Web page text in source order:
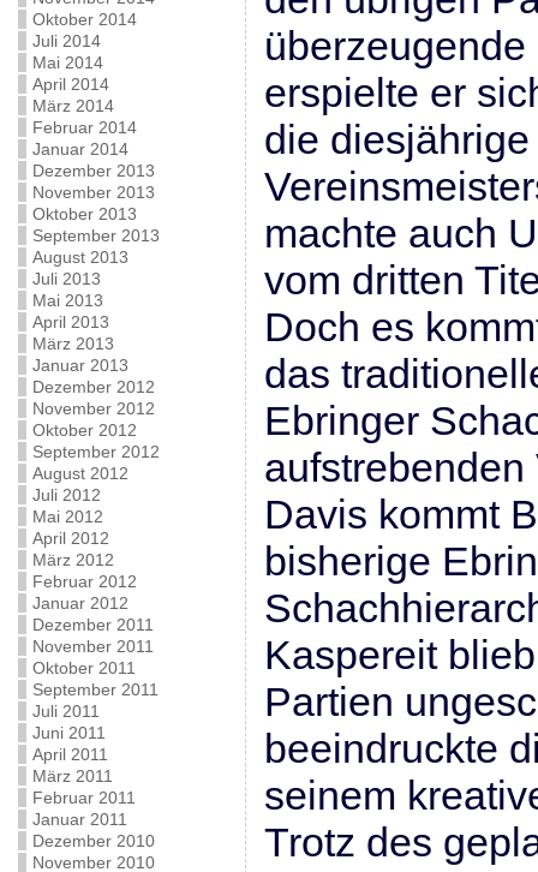
Oktober 2014
Juli 2014
Mai 2014
April 2014
März 2014
Februar 2014
Januar 2014
Dezember 2013
November 2013
Oktober 2013
September 2013
August 2013
Juli 2013
Mai 2013
April 2013
März 2013
Januar 2013
Dezember 2012
November 2012
Oktober 2012
September 2012
August 2012
Juli 2012
Mai 2012
April 2012
März 2012
Februar 2012
Januar 2012
Dezember 2011
November 2011
Oktober 2011
September 2011
Juli 2011
Juni 2011
April 2011
März 2011
Februar 2011
Januar 2011
Dezember 2010
November 2010
erspielte er
die diesjährige
machte auch
vom dritten
Doch es
das
Ebringer
Davis kommt
bisherige
Kaspereit
Partien
beeindruckte
seinem
Trotz des